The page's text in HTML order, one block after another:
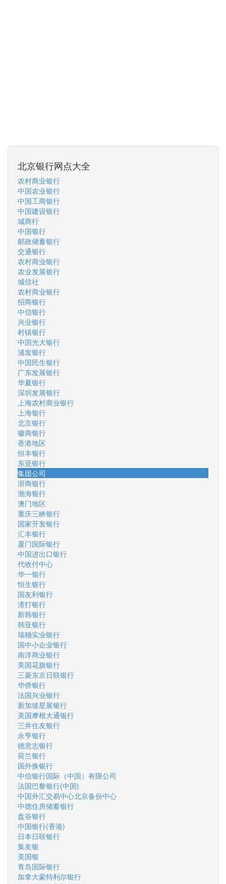
北京银行网点大全
农村商业银行
中国农业银行
中国工商银行
中国建设银行
城商行
中国银行
邮政储蓄银行
交通银行
农村商业银行
农业发展银行
城信社
农村商业银行
招商银行
中信银行
兴业银行
村镇银行
中国光大银行
浦发银行
中国民生银行
广东发展银行
华夏银行
深圳发展银行
上海农村商业银行
上海银行
北京银行
徽商银行
香港地区
恒丰银行
东亚银行
集团公司
浙商银行
渤海银行
澳门地区
重庆三峡银行
国家开发银行
汇丰银行
厦门国际银行
中国进出口银行
代收付中心
华一银行
恒生银行
国友利银行
渣打银行
新韩银行
韩亚银行
瑞穗实业银行
国中小企业银行
南洋商业银行
美国花旗银行
三菱东京日联银行
华侨银行
法国兴业银行
新加坡星展银行
美国摩根大通银行
三井住友银行
永亨银行
德意志银行
荷兰银行
国外换银行
中信银行国际（中国）有限公司
法国巴黎银行(中国)
中国外汇交易中心北京备份中心
中德住房储蓄银行
盘谷银行
中国银行(香港)
日本日联银行
集友银
美国银
青岛国际银行
加拿大蒙特利尔银行